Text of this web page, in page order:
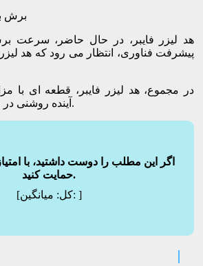
برش
هد لیزر فایبر، در حال حاضر، سرعت برش
پیشرفت فناوری، انتظار می رود که هد لیزر
در مجموع، هد لیزر فایبر، قطعه ای با
آینده روشنی در صنعت برش لیزر دارد.
اگر این مطلب را دوست داشتید، با
حمایت کنید.
[کل:میانگین: ]